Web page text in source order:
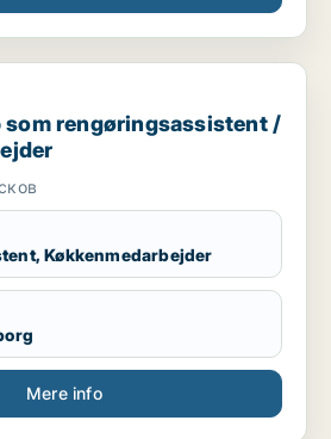
rengøringsassistent /
som rengøringsassistent /
Køkkenmedarbejder
Mere info